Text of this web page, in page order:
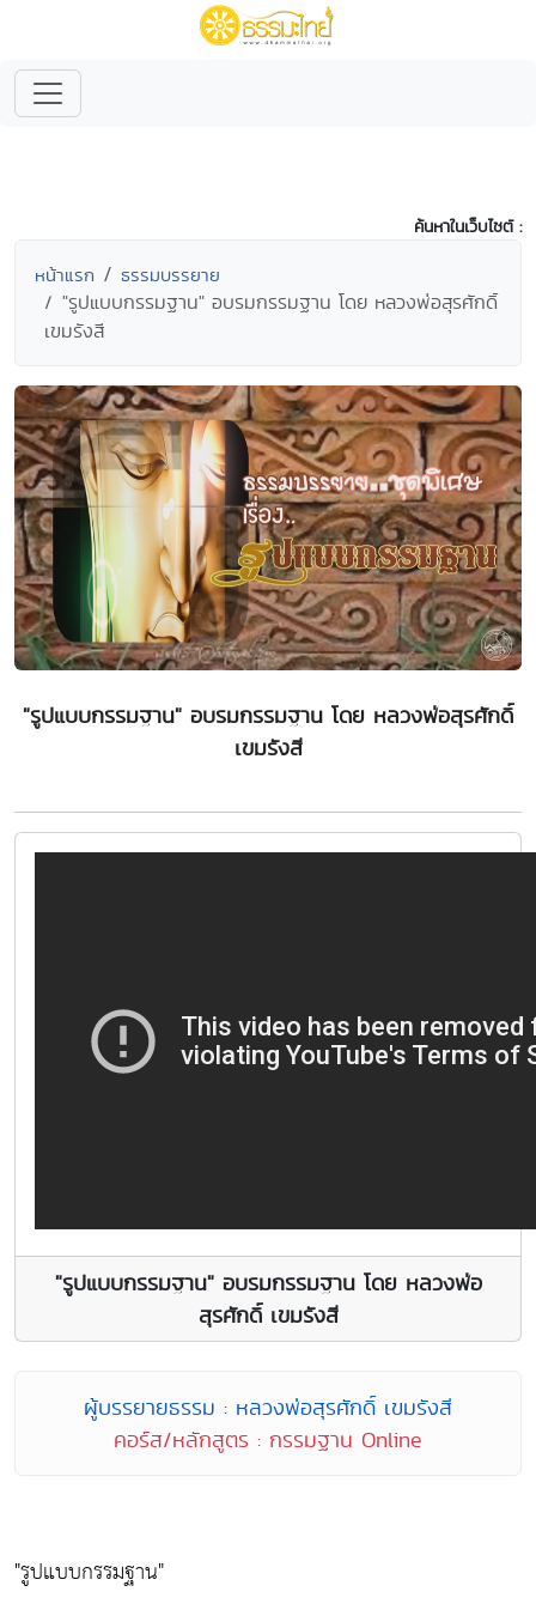
ค้นหาในเว็บไซต์ :
หน้าแรก ธรรมบรรยาย
"รูปแบบกรรมฐาน" อบรมกรรมฐาน โดย หลวงพ่อสุรศักดิ์
เขมรังสี
"รูปแบบกรรมฐาน" อบรมกรรมฐาน โดย หลวงพ่อสุรศักดิ์
เขมรังสี
"รูปแบบกรรมฐาน" อบรมกรรมฐาน โดย หลวงพ่อ
สุรศักดิ์ เขมรังสี
ผู้บรรยายธรรม : หลวงพ่อสุรศักดิ์ เขมรังสี
คอร์ส/หลักสูตร : กรรมฐาน Online
"รูปแบบกรรมฐาน"